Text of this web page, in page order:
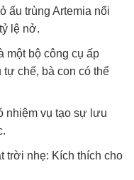
ấu trùng Artemia nổi
lệ nở.
một bộ công cụ ấp
chế, bà con có thể
nhiệm vụ tạo sự lưu
trời nhẹ: Kích thích cho